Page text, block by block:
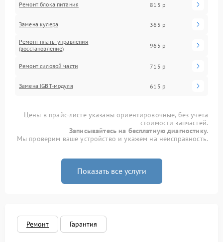
Ремонт блока питания 815 р
Замена кулера 365 р
Ремонт платы управления
(восстановление)
965 р
Ремонт силовой части 715 р
Замена IGBT-модуля 615 р
Цены в прайс-листе указаны ориентировочные, без учета
стоимости запчастей.
Записывайтесь на бесплатную диагностику.
Мы проверим ваше устройство и укажем на неисправность.
Показать все услуги
Ремонт Гарантия